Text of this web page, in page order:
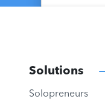
Solutions
Solopreneurs